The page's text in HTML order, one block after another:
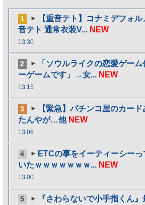
1
【重音テト】コナミデフォ
音テト 通常衣装V... NEW
13:30
2
「ソウルライクの恋愛ゲー
ーゲームです」→女... NEW
13:15
3
【緊急】パチンコ屋のカー
たんやが…他 NEW
13:06
4
ETCの事をイーティーシー
いたｗｗｗｗｗｗｗ... NEW
13:00
5
『さわらないで小手指くん